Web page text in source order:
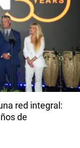
red integral:
de